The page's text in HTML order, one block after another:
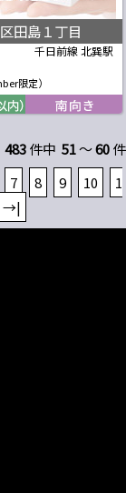
田島１丁目
千日前線 北巽駅
限定）
483件中 51～60件
7 8 9 10
1
→|